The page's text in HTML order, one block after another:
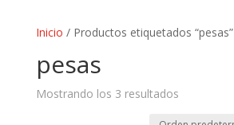
Inicio / Productos etiquetados “pesas”
pesas
Mostrando los 3 resultados